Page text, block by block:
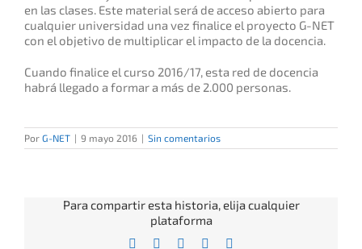
en las clases. Este material será de acceso abierto para
cualquier universidad una vez finalice el proyecto G-NET
con el objetivo de multiplicar el impacto de la docencia.
Cuando finalice el curso 2016/17, esta red de docencia
habrá llegado a formar a más de 2.000 personas.
Por G-NET | 9 mayo 2016 | Sin comentarios
Para compartir esta historia, elija cualquier
plataforma
Facebook Reddit LinkedIn